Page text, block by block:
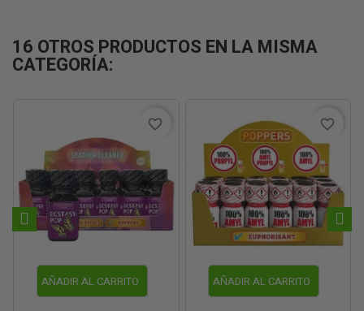
16 OTROS PRODUCTOS EN LA MISMA
CATEGORÍA:
AÑADIR AL CARRITO
favorite_border
AÑADIR AL CARRITO
favorite_border